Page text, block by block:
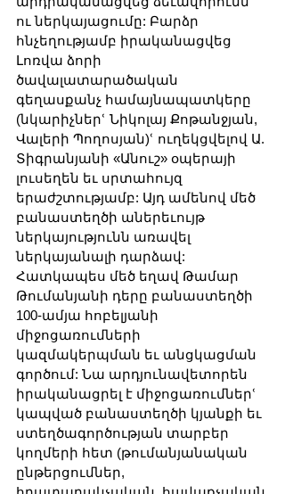
ու ներկայացումը: Բարձր
հնչեղությամբ իրականացվեց
Լոռվա ձորի
ծավալատարածական
գեղասքանչ համայնապատկերը
(նկարիչներՙ Նիկոլայ Քոթանջյան,
Վալերի Պողոսյան)ՙ ուղեկցվելով Ա.
Տիգրանյանի «Անուշ» օպերայի
լուսեղեն եւ սրտահույզ
երաժշտությամբ: Այդ ամենով մեծ
բանաստեղծի աներեւույթ
ներկայությունն առավել
ներկայանալի դարձավ:
Հատկապես մեծ եղավ Թամար
Թումանյանի դերը բանաստեղծի
100-ամյա հոբելյանի
միջոցառումների
կազմակերպման եւ անցկացման
գործում: Նա արդյունավետորեն
իրականացրել է միջոցառումներՙ
կապված բանաստեղծի կյանքի եւ
ստեղծագործության տարբեր
կողմերի հետ (թումանյանական
ընթերցումներ,